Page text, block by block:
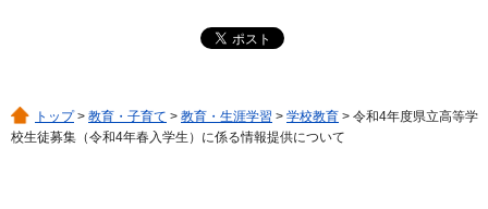
トップ> 教育・子育て > 教育・生涯学習 > 学校教育 > 令和4年度県立高等学
校生徒募集（令和4年春入学生）に係る情報提供について